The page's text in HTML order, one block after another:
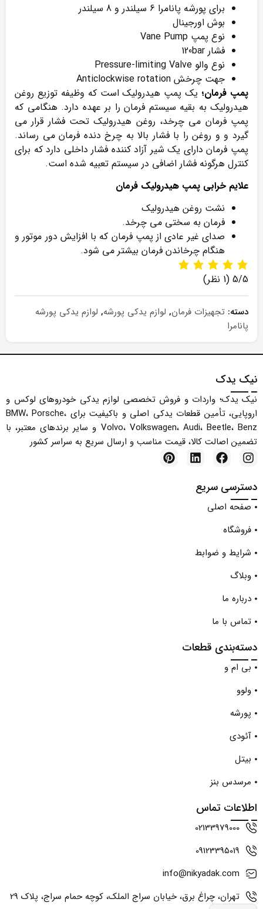
برای پورشه پانامرا 6 سیلندر و 8 سیلندر
بوش اورجینال
نوع پمپ Vane Pump
فشار 120bar
نوع والو Pressure-limiting Valve
جهت چرخش Anticlockwise rotation
پمپ فرمان؛ یک پمپ هیدرولیک است که وظیفه توزیع روغن
هیدرولیک به بقیه سیستم فرمان را بر عهده دارد. هنگامی که
پمپ فرمان می چرخد، روغن هیدرولیک تحت فشار قرار می
گیرد و و روغن را با فشار بالا به چرخ دنده فرمان می رساند.
پمپ فرمان دارای یک شیر آزاد کننده فشار داخلی دارد که برای
کنترل هرگونه فشار اضافی در سیستم تعبیه شده است.
علایم خرابی پمپ هیدرولیک فرمان
نشت روغن هیدرولیک
فرمان به سختی می چرخد.
صدای غیر عادی از پمپ فرمان که با افزایش دور موتور و
هنگام چرخاندن فرمان بیشتر می شود.
5/5 (1 نظر)
دسته: تجهیزات فرمان, لوازم یدکی پورشه, لوازم یدکی پورشه
پانامرا
نیک یدک
نیک یدک؛ واردات و فروش تخصصی لوازم یدکی خودروهای لوکس و
اروپایی، تأمین قطعات یدکی اصلی و باکیفیت برای BMW، Porsche،
Volvo، Volkswagen، Audi، Beetle، Benz و سایر برندهای معتبر، با
تضمین اصالت کالا، قیمت مناسب و ارسال سریع به سراسر کشور
دسترسی سریع
صفحه اصلی
فروشگاه
شرایط و ضوابط
وبلاگ
درباره ما
تماس با ما
دسته‌بندی قطعات
بی ام و
ولوو
پورشه
آئودی
بیتل
مرسدس بنز
اطلاعات تماس
02133979000
09123395019
info@nikyadak.com
تهران، چراغ برق، خیابان سراج الملک، کوچه حمام سراج، پلاک 29